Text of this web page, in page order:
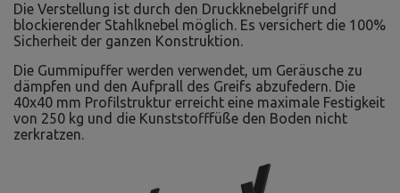
Die Verstellung ist durch den Druckknebelgriff und
blockierender Stahlknebel möglich. Es versichert die 100%
Sicherheit der ganzen Konstruktion.
Die Gummipuffer werden verwendet, um Geräusche zu
dämpfen und den Aufprall des Greifs abzufedern. Die
40x40 mm Profilstruktur erreicht eine maximale Festigkeit
von 250 kg und die Kunststofffüße den Boden nicht
zerkratzen.